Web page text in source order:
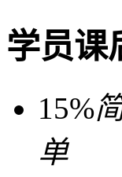
学员课
15%
单